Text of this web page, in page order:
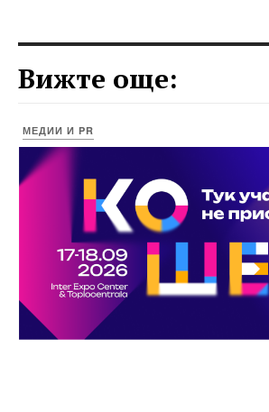
Вижте още:
МЕДИИ И PR